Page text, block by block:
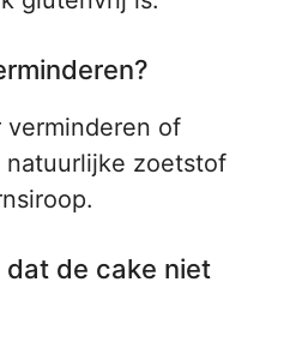
verminderen of
zoetstof
dat de cake niet